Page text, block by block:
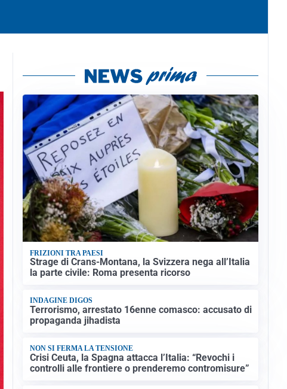
FRIZIONI TRA PAESI
Strage di Crans-Montana, la Svizzera nega all’Italia
la parte civile: Roma presenta ricorso
INDAGINE DIGOS
Terrorismo, arrestato 16enne comasco: accusato di
propaganda jihadista
NON SI FERMA LA TENSIONE
Crisi Ceuta, la Spagna attacca l’Italia: “Revochi i
controlli alle frontiere o prenderemo contromisure”